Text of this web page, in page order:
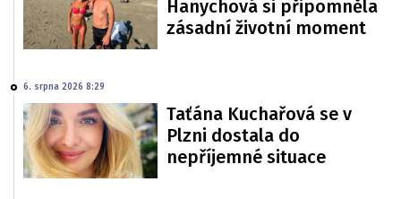
Hanychová si připomněla
zásadní životní moment
6. srpna 2026 8:29
Taťána Kuchařová se v
Plzni dostala do
nepříjemné situace